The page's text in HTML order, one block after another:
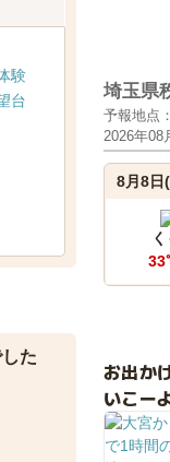
験
台
た
埼玉県
予報地点
2026年08
8月8日
お出か
いこー